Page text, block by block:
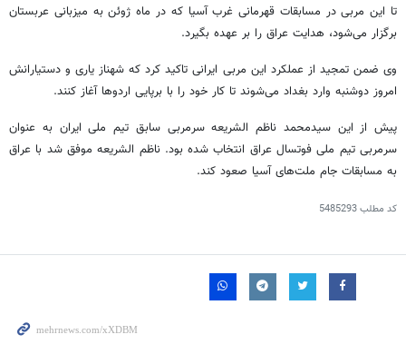
تا این مربی در مسابقات قهرمانی غرب آسیا که در ماه ژوئن به میزبانی عربستان
برگزار می‌شود، هدایت عراق را بر عهده بگیرد.
وی ضمن تمجید از عملکرد این مربی ایرانی تاکید کرد که شهناز یاری و دستیارانش
امروز دوشنبه وارد بغداد می‌شوند تا کار خود را با برپایی اردوها آغاز کنند.
پیش از این سیدمحمد ناظم الشریعه سرمربی سابق تیم ملی ایران به عنوان
سرمربی تیم ملی فوتسال عراق انتخاب شده بود. ناظم الشریعه موفق شد با عراق
به مسابقات جام ملت‌های آسیا صعود کند.
کد مطلب5485293